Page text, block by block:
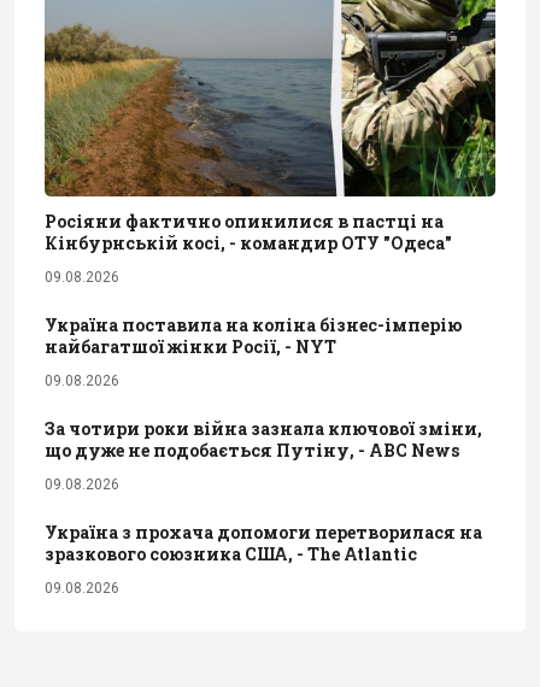
Росіяни фактично опинилися в пастці на
Кінбурнській косі, - командир ОТУ "Одеса"
09.08.2026
Україна поставила на коліна бізнес-імперію
найбагатшої жінки Росії, - NYT
09.08.2026
За чотири роки війна зазнала ключової зміни,
що дуже не подобається Путіну, - ABC News
09.08.2026
Україна з прохача допомоги перетворилася на
зразкового союзника США, - The Atlantic
09.08.2026